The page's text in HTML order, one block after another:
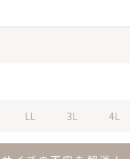
LL 3L 4L